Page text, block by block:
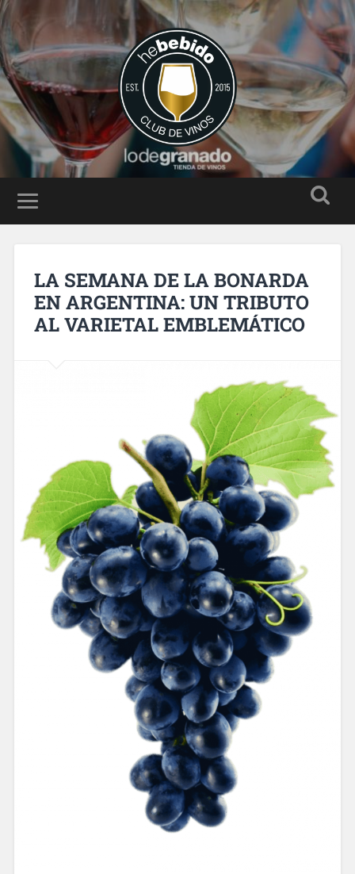
LA SEMANA DE LA BONARDA
EN ARGENTINA: UN TRIBUTO
AL VARIETAL EMBLEMÁTICO